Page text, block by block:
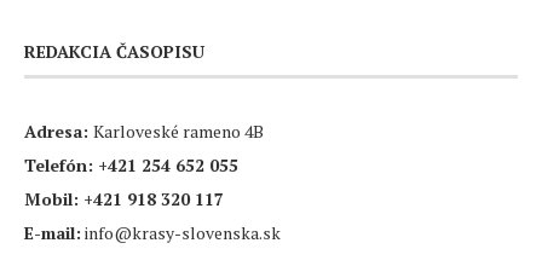
REDAKCIA ČASOPISU
Adresa: Karloveské rameno 4B
Telefón: +421 254 652 055
Mobil: +421 918 320 117
E-mail: info@krasy-slovenska.sk